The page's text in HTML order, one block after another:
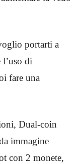
portarti a
l’uso di
fare una
Dual-coin
immagine
con 2 monete,